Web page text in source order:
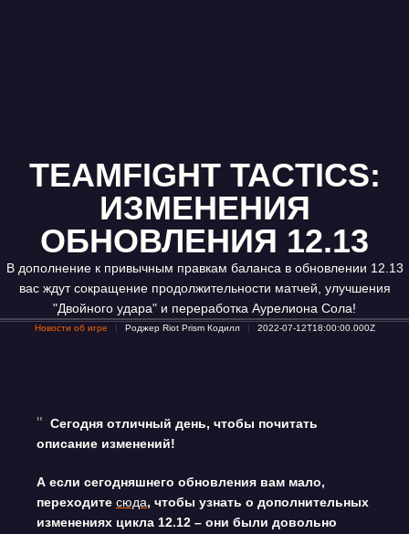
TEAMFIGHT TACTICS:
ИЗМЕНЕНИЯ
ОБНОВЛЕНИЯ 12.13
В дополнение к привычным правкам баланса в обновлении 12.13
вас ждут сокращение продолжительности матчей, улучшения
"Двойного удара" и переработка Аурелиона Сола!
Новости об игре Роджер Riot Prism Кодилл 2022-07-12T18:00:00.000Z
Сегодня отличный день, чтобы почитать
описание изменений!
А если сегодняшнего обновления вам мало,
переходите сюда, чтобы узнать о дополнительных
изменениях цикла 12.12 – они были довольно